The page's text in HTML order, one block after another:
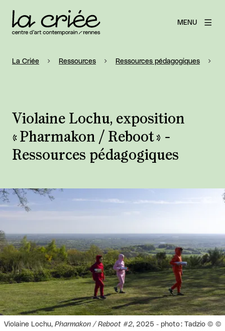
MENU
La Criée Ressources Ressources pédagogiques
Violaine Lochu, exposition
« Pharmakon / Reboot » -
Ressources pédagogiques
Agrandir
Droits réservés :
Violaine Lochu, Pharmakon / Reboot #2, 2025 - photo : Tadzio ©